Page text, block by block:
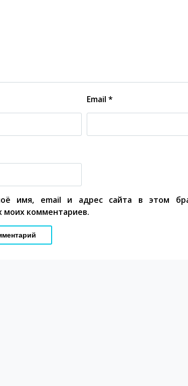
Email *
имя, email и адрес сайта в этом
комментариев.